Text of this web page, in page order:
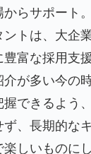
らサポート。
ントは、大企
富な採用支
が多い今の
できるよう
ず、長期的な
楽しいものに